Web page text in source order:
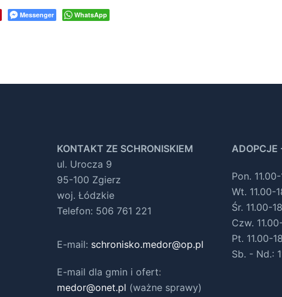
Messenger WhatsApp
KONTAKT ZE SCHRONISKIEM
ul. Urocza 9
95-100 Zgierz
woj. Łódzkie
Telefon: 506 761 221
E-mail: schronisko.medor@op.pl
E-mail dla gmin i ofert:
medor@onet.pl (ważne sprawy)
ADOPCJE
Pon.
Wt. 11.00-
Śr. 11.00-
Czw.
Pt. 11.00-
Sb. - Nd.: